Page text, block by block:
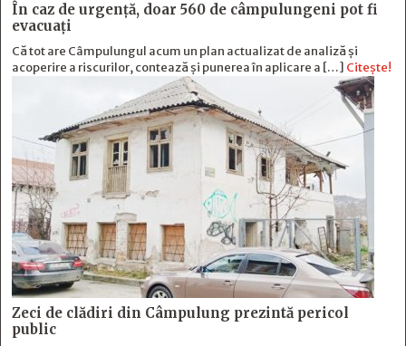
În caz de urgență, doar 560 de câmpulungeni pot fi
evacuați
Că tot are Câmpulungul acum un plan actualizat de analiză și
acoperire a riscurilor, contează și punerea în aplicare a […] Citește!
Zeci de clădiri din Câmpulung prezintă pericol
public